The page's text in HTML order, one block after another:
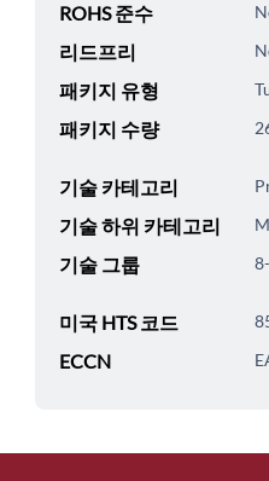
ROHS 준수
리드프리
패키지 유형
패키지 수량
기술 카테고리
기술 하위 카테고리
기술 그룹
미국 HTS 코드
ECCN